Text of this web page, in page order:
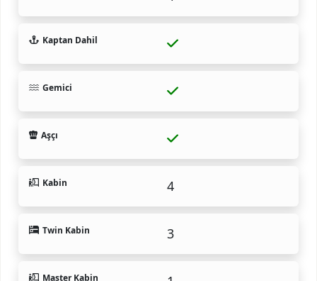
Kaptan Dahil
Gemici
Aşçı
Kabin 4
Twin Kabin 3
Master Kabin